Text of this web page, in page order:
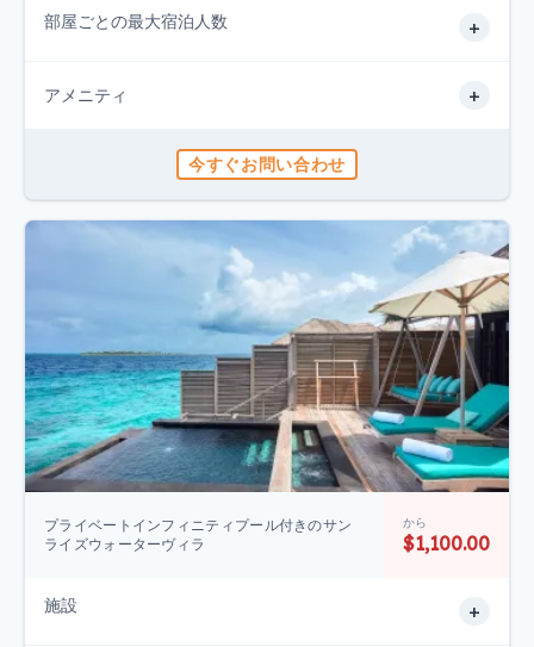
部屋ごとの最大宿泊人数 +
アメニティ +
今すぐお問い合わせ
プライベートインフィニティプール付きのサン
ライズウォーターヴィラ
から
$1,100.00
施設 +